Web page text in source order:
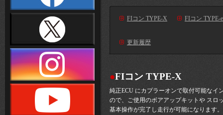
FIコン TYPE-X FIコン TYPE-e
更新履歴
●FIコン TYPE-X
純正ECU にカプラーオンで取付可能なイ
ので、ご使用のボアアップキットや スロ
基本操作が完了し走行が可能になります